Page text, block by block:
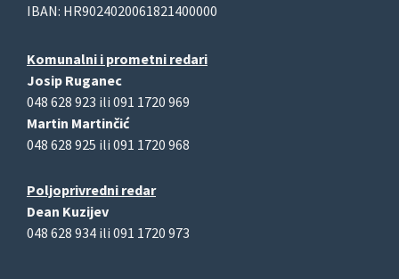
IBAN: HR9024020061821400000
Komunalni i prometni redari
Josip Ruganec
048 628 923 ili 091 1720 969
Martin Martinčić
048 628 925 ili 091 1720 968
Poljoprivredni redar
Dean Kuzijev
048 628 934 ili 091 1720 973